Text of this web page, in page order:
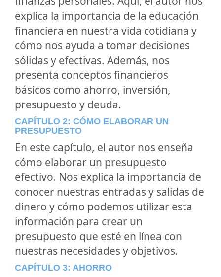
explica la importancia de la educación
financiera en nuestra vida cotidiana y
cómo nos ayuda a tomar decisiones
sólidas y efectivas. Además, nos
presenta conceptos financieros
básicos como ahorro, inversión,
presupuesto y deuda.
CAPÍTULO 2: CÓMO ELABORAR UN
PRESUPUESTO
En este capítulo, el autor nos enseña
cómo elaborar un presupuesto
efectivo. Nos explica la importancia de
conocer nuestras entradas y salidas de
dinero y cómo podemos utilizar esta
información para crear un
presupuesto que esté en línea con
nuestras necesidades y objetivos.
CAPÍTULO 3: AHORRO